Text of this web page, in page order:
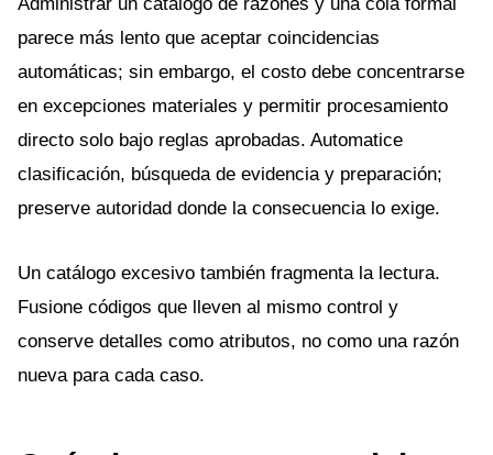
parece más lento que aceptar coincidencias
automáticas; sin embargo, el costo debe concentrarse
en excepciones materiales y permitir procesamiento
directo solo bajo reglas aprobadas. Automatice
clasificación, búsqueda de evidencia y preparación;
preserve autoridad donde la consecuencia lo exige.
Un catálogo excesivo también fragmenta la lectura.
Fusione códigos que lleven al mismo control y
conserve detalles como atributos, no como una razón
nueva para cada caso.